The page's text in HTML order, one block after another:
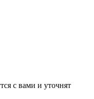
с вами и уточнят